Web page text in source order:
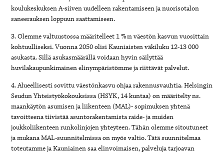
koulukeskuksen A-siiven uudelleen rakentamiseen ja nuorisotalon
saneerauksen loppuun saattamiseen.
3. Olemme valtuustossa määritelleet 1 %:n väestön kasvun vuosittain
kohtuulliseksi. Vuonna 2050 olisi Kauniaisten väkiluku 12-13 000
asukasta. Sillä asukasmäärällä voidaan hyvin säilyttää
huvilakaupunkimainen elinympäristömme ja riittävät palvelut.
4. Alueellisesti sovittu väestönkasvu ohjaa rakennusvauhtia. Helsingin
Seudun Yhteistyökokouksissa (HSYK, 14 kuntaa) on määritelty ns.
maankäytön asumisen ja liikenteen (MAL)- sopimuksen yhtenä
tavoitteena tiivistää asuntorakentamista raide- ja muiden
joukkoliikenteen runkolinjojen yhteyteen. Tähän olemme sitoutuneet
ja mukana MAL-suunnitelmissa on myös valtio. Tätä suunnitelmaa
toteutamme ja Kauniainen saa elinvoimaisen, palveluja tarjoavan